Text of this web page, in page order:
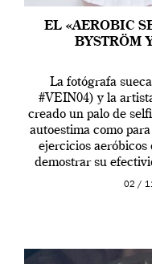
EL «AEROBIC
BYSTRÖM
La fotógrafa
#VEIN04) y la
creado un palo de
autoestima como
ejercicios aeróbicos
demostrar su
02 /